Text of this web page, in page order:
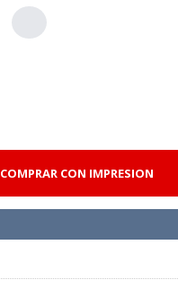
COMPRAR CON IMPRESION